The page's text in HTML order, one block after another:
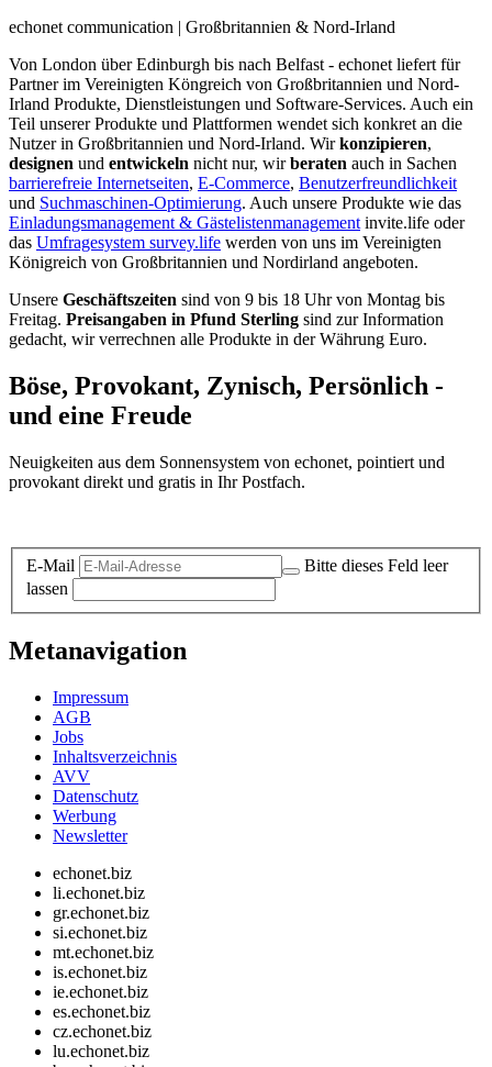
echonet communication | Großbritannien & Nord-Irland
Von London über Edinburgh bis nach Belfast - echonet liefert für
Partner im Vereinigten Köngreich von Großbritannien und Nord-
Irland Produkte, Dienstleistungen und Software-Services. Auch ein
Teil unserer Produkte und Plattformen wendet sich konkret an die
Nutzer in Großbritannien und Nord-Irland. Wirkonzipieren,
designen und entwickeln nicht nur, wirberaten auch in Sachen
barrierefreie Internetseiten, E-Commerce, Benutzerfreundlichkeit
und Suchmaschinen-Optimierung. Auch unsere Produkte wie das
Einladungsmanagement & Gästelistenmanagement invite.life oder
das Umfragesystem survey.life werden von uns im Vereinigten
Königreich von Großbritannien und Nordirland angeboten.
Unsere Geschäftszeiten sind von 9 bis 18 Uhr von Montag bis
Freitag. Preisangaben in Pfund Sterling sind zur Information
gedacht, wir verrechnen alle Produkte in der Währung Euro.
Böse, Provokant, Zynisch, Persönlich -
und eine Freude
Neuigkeiten aus dem Sonnensystem von echonet, pointiert und
provokant direkt und gratis in Ihr Postfach.
E-Mail
Bitte dieses Feld leer
lassen
Metanavigation
Impressum
AGB
Jobs
Inhaltsverzeichnis
AVV
Datenschutz
Werbung
Newsletter
echonet.biz
li.echonet.biz
gr.echonet.biz
si.echonet.biz
mt.echonet.biz
is.echonet.biz
ie.echonet.biz
es.echonet.biz
cz.echonet.biz
lu.echonet.biz